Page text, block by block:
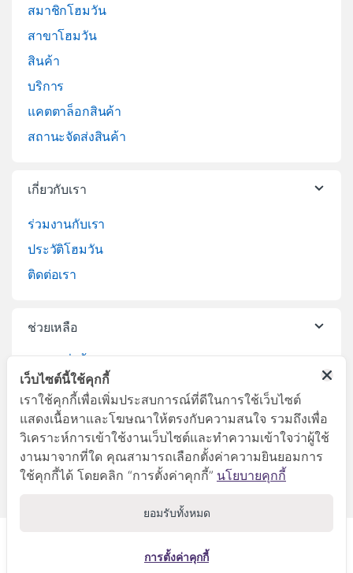
สมาชิกโฮมวัน
สาขาโฮมวัน
สินค้า
บริการ
แคตตาล็อกสินค้า
สถานะจัดส่งสินค้า
เกี่ยวกับเรา
ร่วมงานกับเรา
ประวัติโฮมวัน
ติดต่อเรา
ช่วยเหลือ
บริการจัดส่งสินค้า
เปลี่ยนคืนสินค้า
045-281999
เว็บไซต์นี้ใช้คุกกี้
เราใช้คุกกี้เพื่อเพิ่มประสบการณ์ที่ดีในการใช้เว็บไซต์
แสดงเนื้อหาและโฆษณาให้ตรงกับความสนใจ รวมถึงเพื่อ
วิเคราะห์การเข้าใช้งานเว็บไซต์และทำความเข้าใจว่าผู้ใช้
งานมาจากที่ใด คุณสามารถเลือกตั้งค่าความยินยอมการ
ใช้คุกกี้ได้ โดยคลิก “การตั้งค่าคุกกี้” นโยบายคุกกี้
ยอมรับทั้งหมด
การตั้งค่าคุกกี้